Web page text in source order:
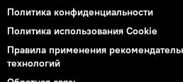
Политика конфиденциальности
Политика использования Cookie
Правила применения
технологий